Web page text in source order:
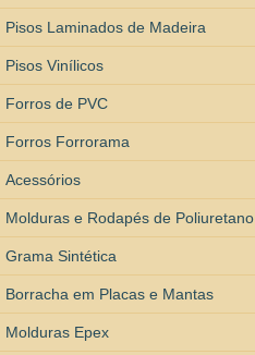
Pisos Laminados de Madeira
Pisos Vinílicos
Forros de PVC
Forros Forrorama
Acessórios
Molduras e Rodapés de Poliuretano
Grama Sintética
Borracha em Placas e Mantas
Molduras Epex